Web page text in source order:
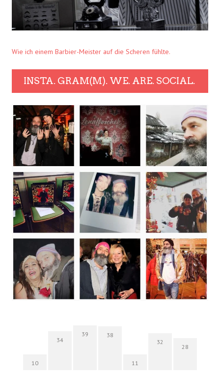
Wie ich einem Barbier-Meister auf die Scheren fühlte.
INSTA. GRAM(M). WE. ARE. SOCIAL.
10
34
39 38
11
32
28